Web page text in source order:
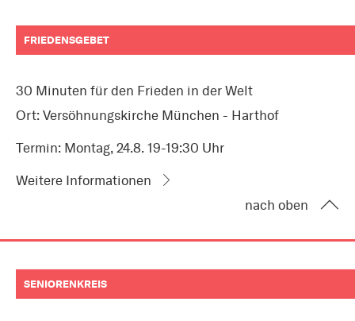
FRIEDENSGEBET
30 Minuten für den Frieden in der Welt
Ort: Versöhnungskirche München - Harthof
Termin: Montag, 24.8. 19-19:30 Uhr
Weitere Informationen
nach oben
SENIORENKREIS